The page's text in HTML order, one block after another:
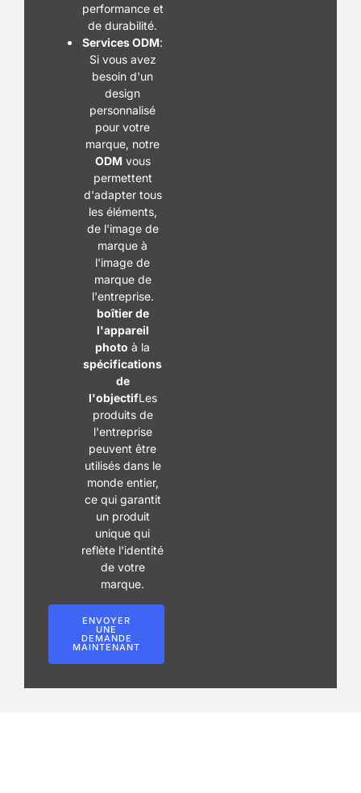
performance et
de durabilité.
Services ODM:
Si vous avez
besoin d'un
design
personnalisé
pour votre
marque, notre
ODM vous
permettent
d'adapter tous
les éléments,
de l'image de
marque à
l'image de
marque de
l'entreprise.
boîtier de
l'appareil
photo à la
spécifications
de
l'objectifLes
produits de
l'entreprise
peuvent être
utilisés dans le
monde entier,
ce qui garantit
un produit
unique qui
reflète l'identité
de votre
marque.
ENVOYER
UNE
DEMANDE
MAINTENANT